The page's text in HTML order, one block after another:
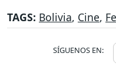
TAGS: Bolivia, Cine,
SÍGUENOS EN: